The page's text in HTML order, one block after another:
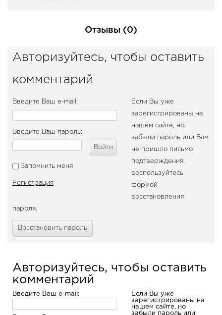
Отзывы (0)
Авторизуйтесь, чтобы оставить
комментарий
Введите Ваш e-mail:
Введите Ваш пароль:
Войти
Запомнить меня
Регистрация
Если Вы уже
зарегистрированы на
нашем сайте, но
забыли пароль или Вам
не пришло письмо
подтверждения,
воспользуйтесь
формой
восстановления
пароля.
Восстановить пароль
Авторизуйтесь, чтобы оставить
комментарий
Введите Ваш e-mail:
Если Вы уже
зарегистрированы на
нашем сайте, но
забыли пароль или